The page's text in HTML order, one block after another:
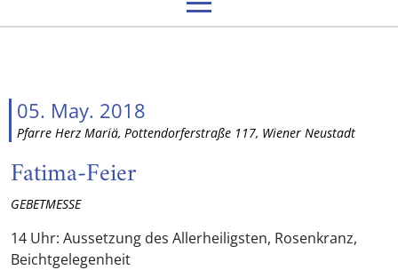
05. May. 2018
Pfarre Herz Mariä, Pottendorferstraße 117, Wiener Neustadt
Fatima-Feier
GEBETMESSE
14 Uhr: Aussetzung des Allerheiligsten, Rosenkranz,
Beichtgelegenheit